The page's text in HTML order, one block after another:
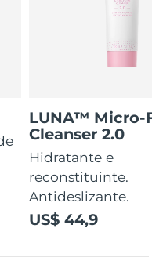
LUNA™ Micro-
Cleanser 2.0
Hidratante e
reconstituinte.
Antideslizante.
US$ 44,9